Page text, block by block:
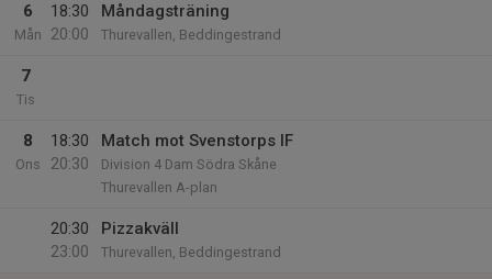
6
Mån
18:30
20:00
Måndagsträning
Thurevallen, Beddingestrand
7
Tis
8
Ons
18:30
20:30
Match mot Svenstorps IF
Division 4 Dam Södra Skåne
Thurevallen A-plan
20:30
23:00
Pizzakväll
Thurevallen, Beddingestrand